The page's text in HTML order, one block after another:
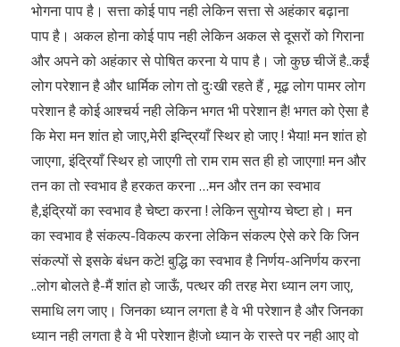
भोगना पाप है। सत्ता कोई पाप नही लेकिन सत्ता से अहंकार बढ़ाना
पाप है। अकल होना कोई पाप नही लेकिन अकल से दूसरों को गिराना
और अपने को अहंकार से पोषित करना ये पाप है। जो कुछ चीजें है..कईं
लोग परेशान है और धार्मिक लोग तो दुःखी रहते हैं , मूढ़ लोग पामर लोग
परेशान है कोई आश्चर्य नही लेकिन भगत भी परेशान है! भगत को ऐसा है
कि मेरा मन शांत हो जाए,मेरी इन्द्रियाँ स्थिर हो जाए ! भैया! मन शांत हो
जाएगा, इंद्रियाँ स्थिर हो जाएगी तो राम राम सत ही हो जाएगा! मन और
तन का तो स्वभाव है हरकत करना …मन और तन का स्वभाव
है,इंद्रियों का स्वभाव है चेष्टा करना ! लेकिन सुयोग्य चेष्टा हो। मन
का स्वभाव है संकल्प-विकल्प करना लेकिन संकल्प ऐसे करे कि जिन
संकल्पों से इसके बंधन कटे! बुद्धि का स्वभाव है निर्णय-अनिर्णय करना
..लोग बोलते है-मैं शांत हो जाऊँ, पत्थर की तरह मेरा ध्यान लग जाए,
समाधि लग जाए। जिनका ध्यान लगता है वे भी परेशान है और जिनका
ध्यान नही लगता है वे भी परेशान है!जो ध्यान के रास्ते पर नही आए वो